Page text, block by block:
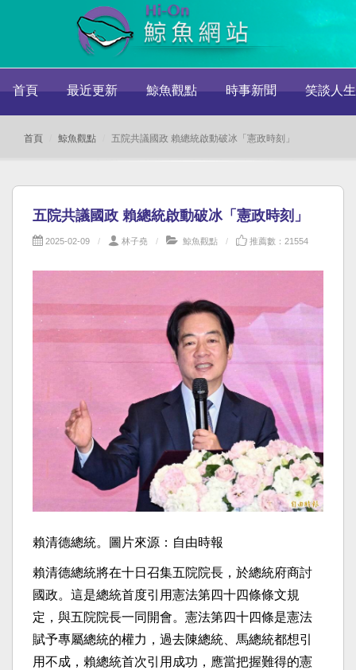
首頁 最近更新 鯨魚觀點 時事新聞 笑談人生
首頁 鯨魚觀點 五院共議國政 賴總統啟動破冰「憲政時刻」
五院共議國政 賴總統啟動破冰「憲政時刻」
2025-02-09 林子堯 鯨魚觀點 推薦數：21554
賴清德總統。圖片來源：自由時報
賴清德總統將在十日召集五院院長，於總統府商討
國政。這是總統首度引用憲法第四十四條條文規
定，與五院院長一同開會。憲法第四十四條是憲法
賦予專屬總統的權力，過去陳總統、馬總統都想引
用不成，賴總統首次引用成功，應當把握難得的憲